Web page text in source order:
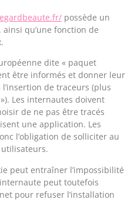
possède un
ainsi qu’une fonction de
dite « paquet
être informés et donner leur
de traceurs (plus
Les internautes doivent
de ne pas être tracés
une application. Les
l’obligation de solliciter au
peut entraîner l’impossibilité
peut toutefois
pour refuser l’installation